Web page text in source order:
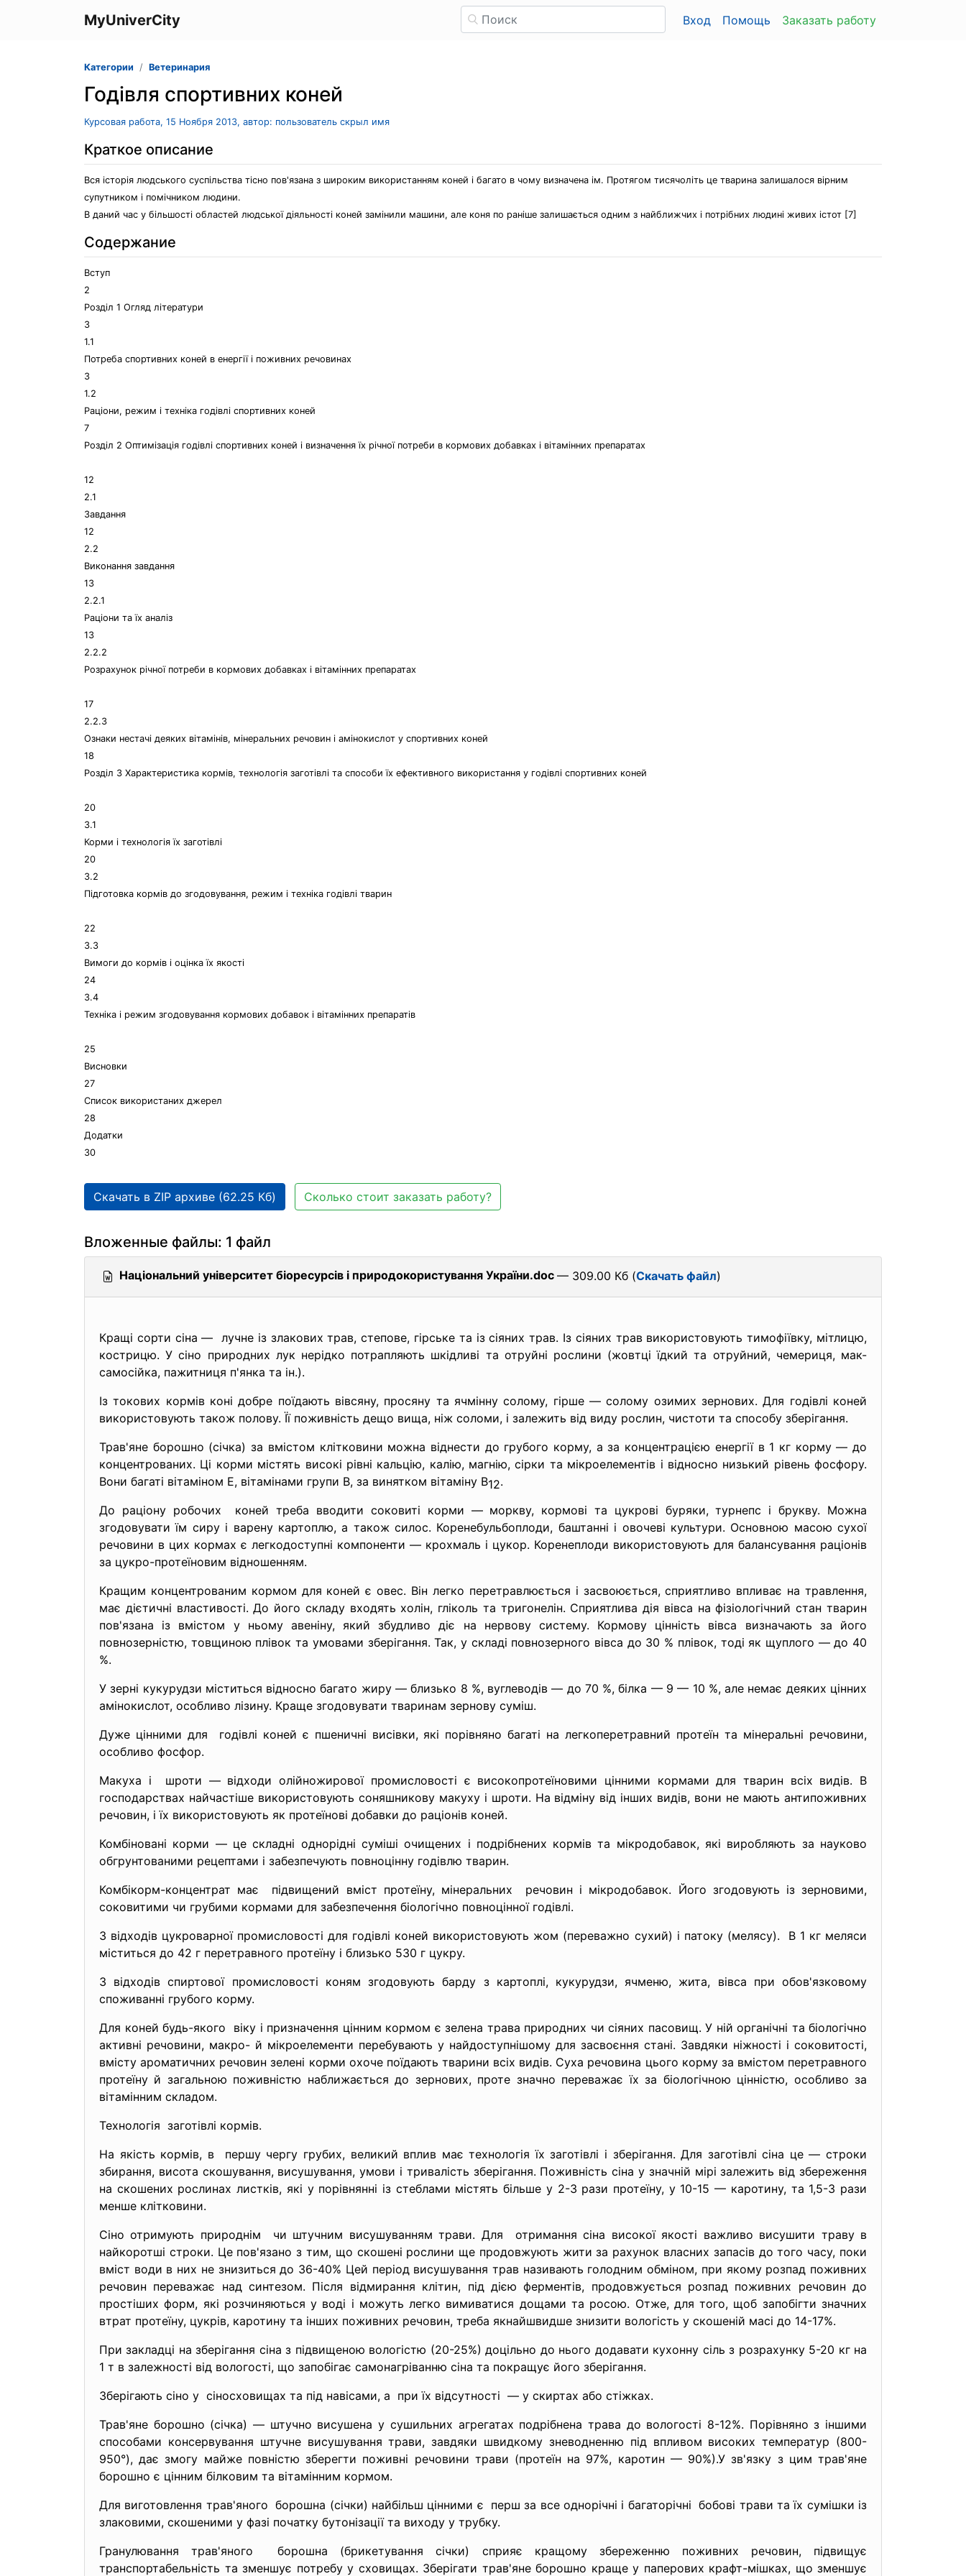
MyUniverCity Вход Помощь Заказать работу
Категории Ветеринария
Годівля спортивних коней
Курсовая работа, 15 Ноября 2013, автор: пользователь скрыл имя
Краткое описание
Вся історія людського суспільства тісно пов'язана з широким використанням коней і багато в чому визначена ім. Протягом тисячоліть це тварина залишалося вірним
супутником і помічником людини.
В даний час у більшості областей людської діяльності коней замінили машини, але коня по раніше залишається одним з найближчих і потрібних людині живих істот [7]
Содержание
Вступ
2
Розділ 1 Огляд літератури
3
1.1
Потреба спортивних коней в енергії і поживних речовинах
3
1.2
Раціони, режим і техніка годівлі спортивних коней
7
Розділ 2 Оптимізація годівлі спортивних коней і визначення їх річної потреби в кормових добавках і вітамінних препаратах
12
2.1
Завдання
12
2.2
Виконання завдання
13
2.2.1
Раціони та їх аналіз
13
2.2.2
Розрахунок річної потреби в кормових добавках і вітамінних препаратах
17
2.2.3
Ознаки нестачі деяких вітамінів, мінеральних речовин і амінокислот у спортивних коней
18
Розділ 3 Характеристика кормів, технологія заготівлі та способи їх ефективного використання у годівлі спортивних коней
20
3.1
Корми і технологія їх заготівлі
20
3.2
Підготовка кормів до згодовування, режим і техніка годівлі тварин
22
3.3
Вимоги до кормів і оцінка їх якості
24
3.4
Техніка і режим згодовування кормових добавок і вітамінних препаратів
25
Висновки
27
Список використаних джерел
28
Додатки
30
Скачать в ZIP архиве (62.25 Кб) Сколько стоит заказать работу?
Вложенные файлы: 1 файл
Національний університет біоресурсів і природокористування України.doc — 309.00 Кб (Скачать файл)
Кращі сорти сіна — лучне із злакових трав, степове, гірське та із сіяних трав. Із сіяних трав використовують тимофіївку, мітлицю,
кострицю. У сіно природних лук нерідко потрапляють шкідливі та отруйні рослини (жовтці їдкий та отруйний, чемериця, мак-
самосійка, пажитниця п'янка та ін.).
Із токових кормів коні добре поїдають вівсяну, просяну та ячмінну солому, гірше — солому озимих зернових. Для годівлі коней
використовують також полову. Її поживність дещо вища, ніж соломи, і залежить від виду рослин, чистоти та способу зберігання.
Трав'яне борошно (січка) за вмістом клітковини можна віднести до грубого корму, а за концентрацією енергії в 1 кг корму — до
концентрованих. Ці корми містять високі рівні кальцію, калію, магнію, сірки та мікроелементів і відносно низький рівень фосфору.
Вони багаті вітаміном Е, вітамінами групи В, за винятком вітаміну В12.
До раціону робочих коней треба вводити соковиті корми — моркву, кормові та цукрові буряки, турнепс і брукву. Можна
згодовувати їм сиру і варену картоплю, а також силос. Коренебульбоплоди, баштанні і овочеві культури. Основною масою сухої
речовини в цих кормах є легкодоступні компоненти — крохмаль і цукор. Коренеплоди використовують для балансування раціонів
за цукро-протеїновим відношенням.
Кращим концентрованим кормом для коней є овес. Він легко перетравлюється і засвоюється, сприятливо впливає на травлення,
має дієтичні властивості. До його складу входять холін, гліколь та тригонелін. Сприятлива дія вівса на фізіологічний стан тварин
пов'язана із вмістом у ньому авеніну, який збудливо діє на нервову систему. Кормову цінність вівса визначають за його
повнозерністю, товщиною плівок та умовами зберігання. Так, у складі повнозерного вівса до 30 % плівок, тоді як щуплого — до 40
%.
У зерні кукурудзи міститься відносно багато жиру — близько 8 %, вуглеводів — до 70 %, білка — 9 — 10 %, але немає деяких цінних
амінокислот, особливо лізину. Краще згодовувати тваринам зернову суміш.
Дуже цінними для годівлі коней є пшеничні висівки, які порівняно багаті на легкоперетравний протеїн та мінеральні речовини,
особливо фосфор.
Макуха і шроти — відходи олійножирової промисловості є високопротеїновими цінними кормами для тварин всіх видів. В
господарствах найчастіше використовують соняшникову макуху і шроти. На відміну від інших видів, вони не мають антипоживних
речовин, і їх використовують як протеїнові добавки до раціонів коней.
Комбіновані корми — це складні однорідні суміші очищених і подрібнених кормів та мікродобавок, які виробляють за науково
обгрунтованими рецептами і забезпечують повноцінну годівлю тварин.
Комбікорм-концентрат має підвищений вміст протеїну, мінеральних речовин і мікродобавок. Його згодовують із зерновими,
соковитими чи грубими кормами для забезпечення біологічно повноцінної годівлі.
З відходів цукроварної промисловості для годівлі коней використовують жом (переважно сухий) і патоку (мелясу). В 1 кг меляси
міститься до 42 г перетравного протеїну і близько 530 г цукру.
З відходів спиртової промисловості коням згодовують барду з картоплі, кукурудзи, ячменю, жита, вівса при обов'язковому
споживанні грубого корму.
Для коней будь-якого віку і призначення цінним кормом є зелена трава природних чи сіяних пасовищ. У ній органічні та біологічно
активні речовини, макро- й мікроелементи перебувають у найдоступнішому для засвоєння стані. Завдяки ніжності і соковитості,
вмісту ароматичних речовин зелені корми охоче поїдають тварини всіх видів. Суха речовина цього корму за вмістом перетравного
протеїну й загальною поживністю наближається до зернових, проте значно переважає їх за біологічною цінністю, особливо за
вітамінним складом.
Технологія заготівлі кормів.
На якість кормів, в першу чергу грубих, великий вплив має технологія їх заготівлі і зберігання. Для заготівлі сіна це — строки
збирання, висота скошування, висушування, умови і тривалість зберігання. Поживність сіна у значній мірі залежить від збереження
на скошених рослинах листків, які у порівнянні із стеблами містять більше у 2-3 рази протеїну, у 10-15 — каротину, та 1,5-3 рази
менше клітковини.
Сіно отримують природнім чи штучним висушуванням трави. Для отримання сіна високої якості важливо висушити траву в
найкоротші строки. Це пов'язано з тим, що скошені рослини ще продовжують жити за рахунок власних запасів до того часу, поки
вміст води в них не знизиться до 36-40% Цей період висушування трав називають голодним обміном, при якому розпад поживних
речовин переважає над синтезом. Після відмирання клітин, під дією ферментів, продовжується розпад поживних речовин до
простіших форм, які розчиняються у воді і можуть легко вимиватися дощами та росою. Отже, для того, щоб запобігти значних
втрат протеїну, цукрів, каротину та інших поживних речовин, треба якнайшвидше знизити вологість у скошеній масі до 14-17%.
При закладці на зберігання сіна з підвищеною вологістю (20-25%) доцільно до нього додавати кухонну сіль з розрахунку 5-20 кг на
1 т в залежності від вологості, що запобігає самонагріванню сіна та покращує його зберігання.
Зберігають сіно у сіносховищах та під навісами, а при їх відсутності — у скиртах або стіжках.
Трав'яне борошно (січка) — штучно висушена у сушильних агрегатах подрібнена трава до вологості 8-12%. Порівняно з іншими
способами консервування штучне висушування трави, завдяки швидкому зневодненню під впливом високих температур (800-
950°), дає змогу майже повністю зберегти поживні речовини трави (протеїн на 97%, каротин — 90%).У зв'язку з цим трав'яне
борошно є цінним білковим та вітамінним кормом.
Для виготовлення трав'яного борошна (січки) найбільш цінними є перш за все однорічні і багаторічні бобові трави та їх сумішки із
злаковими, скошеними у фазі початку бутонізації та виходу у трубку.
Гранулювання трав'яного борошна (брикетування січки) сприяє кращому збереженню поживних речовин, підвищує
транспортабельність та зменшує потребу у сховищах. Зберігати трав'яне борошно краще у паперових крафт-мішках, що зменшує